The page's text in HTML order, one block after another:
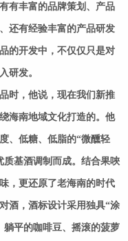
有丰富的品牌策划、产品
还有经验丰富的产品研发
的开发中，不仅仅只是对
研发。
时，他说，现在我们新推
海南地域文化打造的。他
、低糖、低脂的“微醺轻
质基酒调制而成。结合果唊
，更还原了老海南的时代
酒，酒标设计采用独具“涂
躺平的咖啡豆、摇滚的菠萝